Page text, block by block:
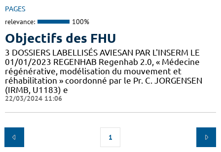
PAGES
relevance: 100%
Objectifs des FHU
3 DOSSIERS LABELLISÉS AVIESAN PAR L'INSERM LE
01/01/2023 REGENHAB Regenhab 2.0, « Médecine
régénérative, modélisation du mouvement et
réhabilitation » coordonné par le Pr. C. JORGENSEN
(IRMB, U1183) e
22/03/2024 11:06
1